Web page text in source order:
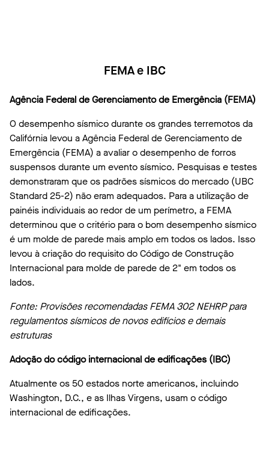
FEMA e IBC
Agência Federal de Gerenciamento de Emergência (FEMA)
O desempenho sísmico durante os grandes terremotos da
Califórnia levou a Agência Federal de Gerenciamento de
Emergência (FEMA) a avaliar o desempenho de forros
suspensos durante um evento sísmico. Pesquisas e testes
demonstraram que os padrões sísmicos do mercado (UBC
Standard 25-2) não eram adequados. Para a utilização de
painéis individuais ao redor de um perímetro, a FEMA
determinou que o critério para o bom desempenho sísmico
é um molde de parede mais amplo em todos os lados. Isso
levou à criação do requisito do Código de Construção
Internacional para molde de parede de 2" em todos os
lados.
Fonte: Provisões recomendadas FEMA 302 NEHRP para
regulamentos sísmicos de novos edifícios e demais
estruturas
Adoção do código internacional de edificações (IBC)
Atualmente os 50 estados norte americanos, incluindo
Washington, D.C., e as Ilhas Virgens, usam o código
internacional de edificações.